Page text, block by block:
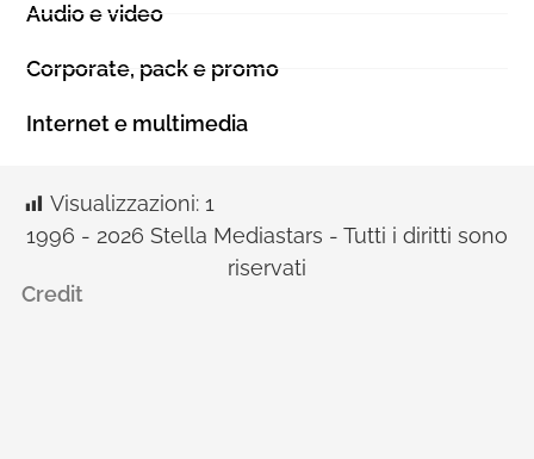
Audio e video
Corporate, pack e promo
Internet e multimedia
Visualizzazioni: 1
1996 - 2026 Stella Mediastars - Tutti i diritti sono
riservati
Credit